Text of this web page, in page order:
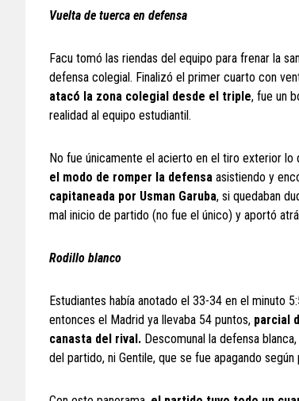
Vuelta de tuerca en defensa
Facu tomó las riendas del equipo para frenar la
defensa colegial. Finalizó el primer cuarto con
atacó la zona colegial desde el triple, fue un
realidad al equipo estudiantil.
No fue únicamente el acierto en el tiro exterior lo
el modo de romper la defensa asistiendo y
capitaneada por Usman Garuba, si quedaban
mal inicio de partido (no fue el único) y aportó
Rodillo blanco
Estudiantes había anotado el 33-34 en el minuto
entonces el Madrid ya llevaba 54 puntos, parcial
canasta del rival. Descomunal la defensa
del partido, ni Gentile, que se fue apagando